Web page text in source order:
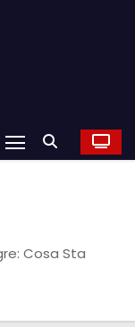
Cosa Sta